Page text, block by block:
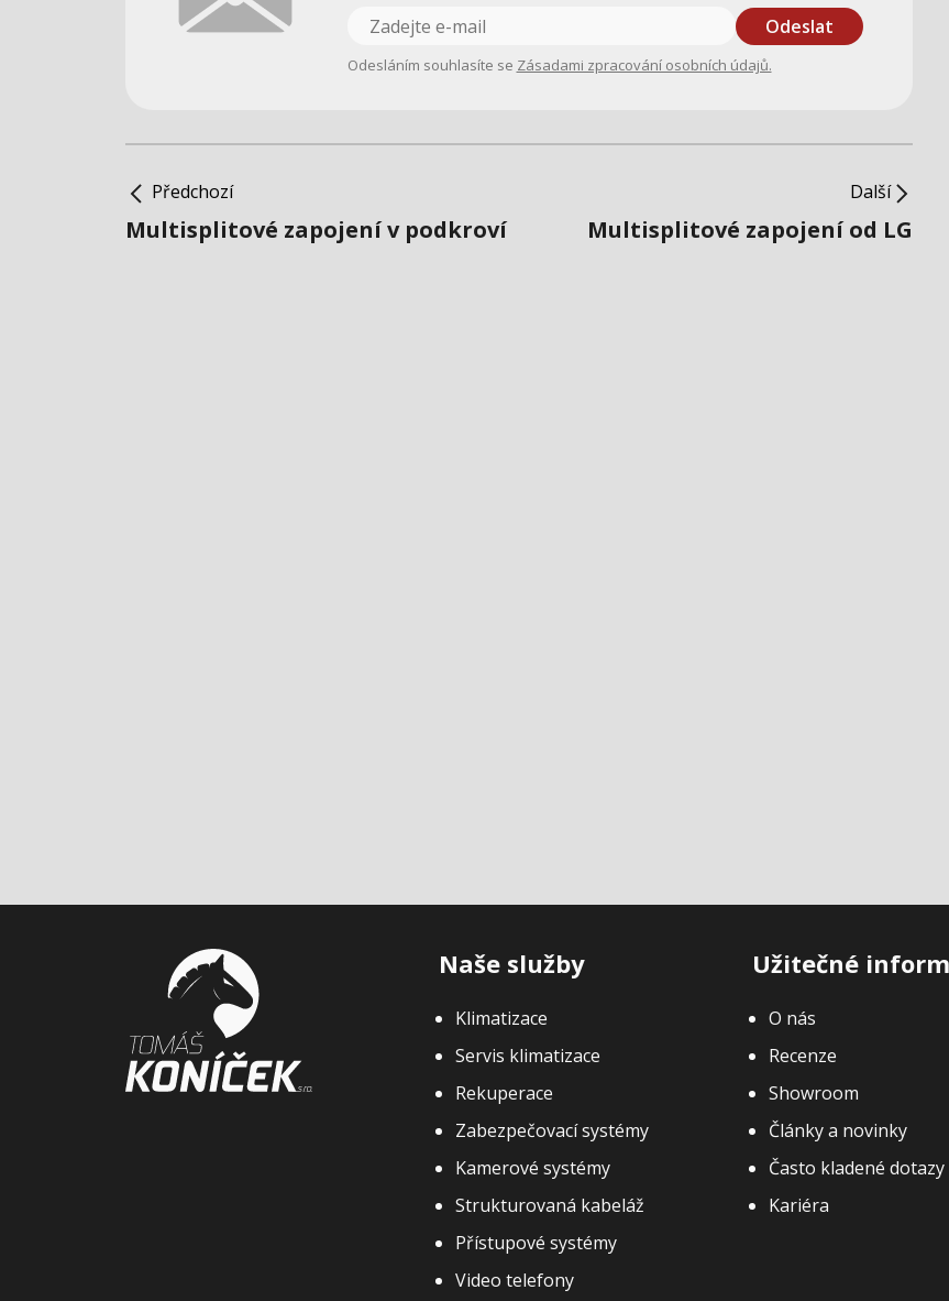
Odeslat
Odesláním souhlasíte se Zásadami zpracování osobních údajů.
Předchozí
Multisplitové zapojení v podkroví
Další
Multisplitové zapojení od LG
Naše služby
Klimatizace
Servis klimatizace
Rekuperace
Zabezpečovací systémy
Kamerové systémy
Strukturovaná kabeláž
Přístupové systémy
Video telefony
Užitečné
O nás
Recenze
Showroom
Články a novinky
Často kladené dotazy
Kariéra